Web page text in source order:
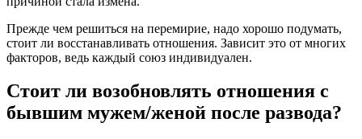
Прежде чем решиться на перемирие, надо хорошо подумать,
стоит ли восстанавливать отношения. Зависит это от многих
факторов, ведь каждый союз индивидуален.
Стоит ли возобновлять отношения с
бывшим мужем/женой после развода?